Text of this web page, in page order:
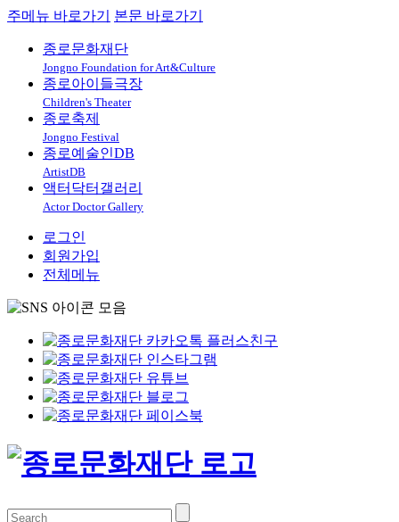
주메뉴 바로가기 본문 바로가기
종로문화재단
Jongno Foundation for Art&Culture
종로아이들극장
Children's Theater
종로축제
Jongno Festival
종로예술인DB
ArtistDB
액터닥터갤러리
Actor Doctor Gallery
로그인
회원가입
전체메뉴